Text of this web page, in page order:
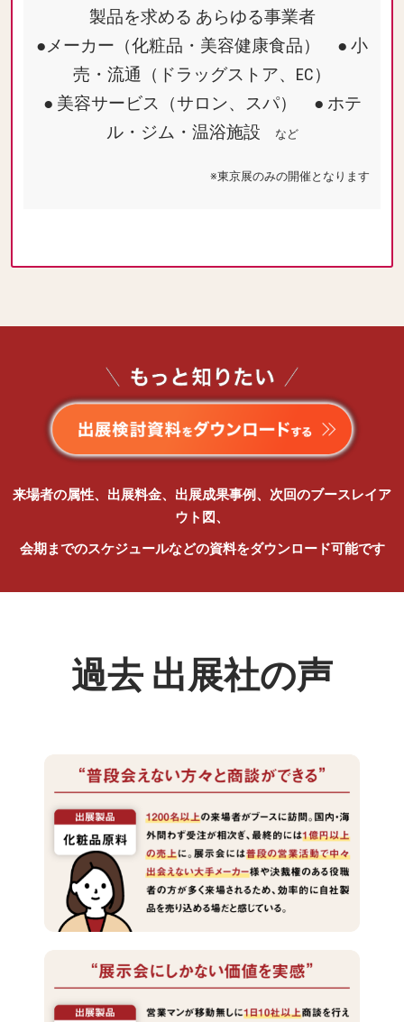
製品を求める あらゆる事業者
●メーカー（化粧品・美容健康食品） ● 小
売・流通（ドラッグストア、EC）
● 美容サービス（サロン、スパ） ● ホテ
ル・ジム・温浴施設 など
※東京展のみの開催となります
来場者の属性、出展料金、出展成果事例、次回のブースレイア
ウト図、
会期までのスケジュールなどの資料をダウンロード可能です
過去 出展社の声